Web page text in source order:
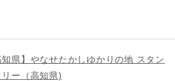
知県】やなせたかしゆかりの地 スタン
リー（高知県)